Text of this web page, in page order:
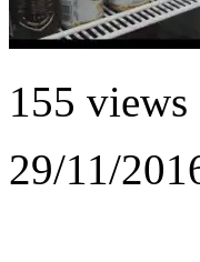
155 views
29/11/